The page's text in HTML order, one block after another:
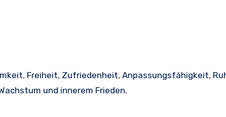
Freiheit, Zufriedenheit, Anpassungsfähigkeit,
und innerem Frieden.